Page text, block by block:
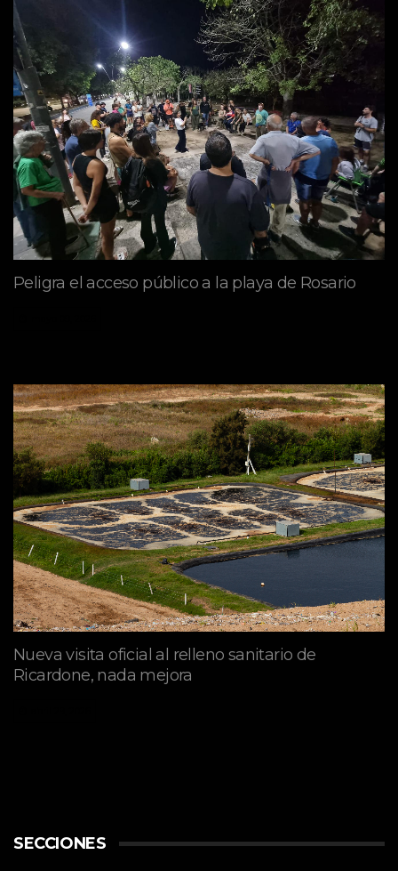
Peligra el acceso público a la playa de Rosario
Nueva visita oficial al relleno sanitario de
Ricardone, nada mejora
SECCIONES